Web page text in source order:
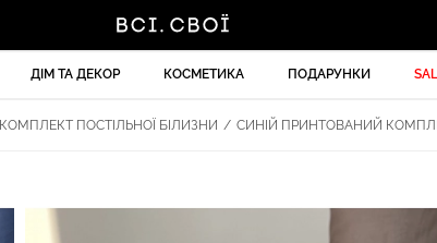
ДІМ ТА ДЕКОР КОСМЕТИКА ПОДАРУНКИ
КОМПЛЕКТ ПОСТІЛЬНОЇ БІЛИЗНИ / СИНІЙ ПРИНТОВАНИЙ